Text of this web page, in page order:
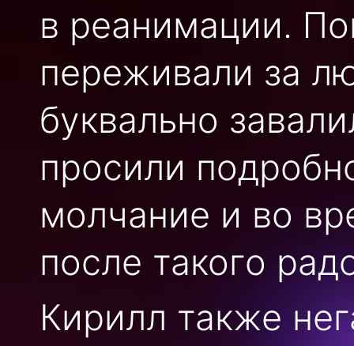
в реанимации.
переживали за
буквально
просили
молчание и во
после такого
Кирилл также